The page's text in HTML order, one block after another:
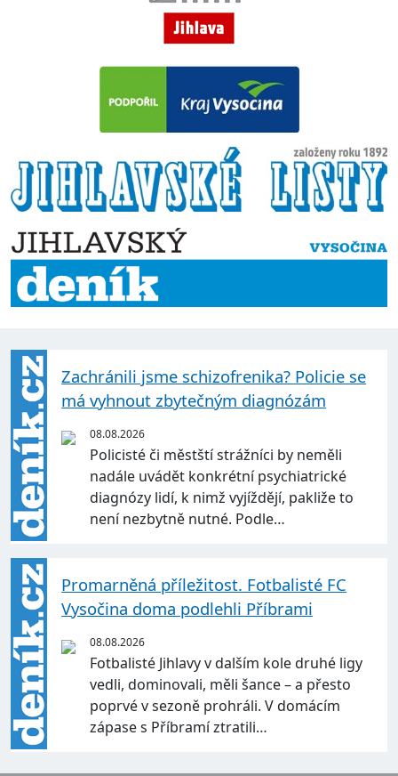
Zachránili jsme schizofrenika? Policie se
má vyhnout zbytečným diagnózám
08.08.2026
Policisté či městští strážníci by neměli
nadále uvádět konkrétní psychiatrické
diagnózy lidí, k nimž vyjíždějí, pakliže to
není nezbytně nutné. Podle…
Promarněná příležitost. Fotbalisté FC
Vysočina doma podlehli Příbrami
08.08.2026
Fotbalisté Jihlavy v dalším kole druhé ligy
vedli, dominovali, měli šance – a přesto
poprvé v sezoně prohráli. V domácím
zápase s Příbramí ztratili…